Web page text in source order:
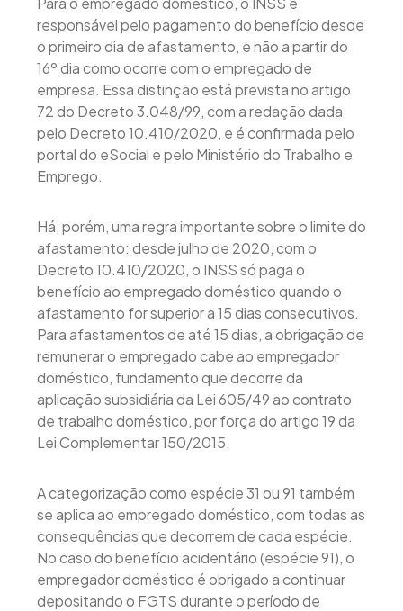
responsável pelo pagamento do benefício desde
o primeiro dia de afastamento, e não a partir do
16º dia como ocorre com o empregado de
empresa. Essa distinção está prevista no artigo
72 do Decreto 3.048/99, com a redação dada
pelo Decreto 10.410/2020, e é confirmada pelo
portal do eSocial e pelo Ministério do Trabalho e
Emprego.
Há, porém, uma regra importante sobre o limite do
afastamento: desde julho de 2020, com o
Decreto 10.410/2020, o INSS só paga o
benefício ao empregado doméstico quando o
afastamento for superior a 15 dias consecutivos.
Para afastamentos de até 15 dias, a obrigação de
remunerar o empregado cabe ao empregador
doméstico, fundamento que decorre da
aplicação subsidiária da Lei 605/49 ao contrato
de trabalho doméstico, por força do artigo 19 da
Lei Complementar 150/2015.
A categorização como espécie 31 ou 91 também
se aplica ao empregado doméstico, com todas as
consequências que decorrem de cada espécie.
No caso do benefício acidentário (espécie 91), o
empregador doméstico é obrigado a continuar
depositando o FGTS durante o período de